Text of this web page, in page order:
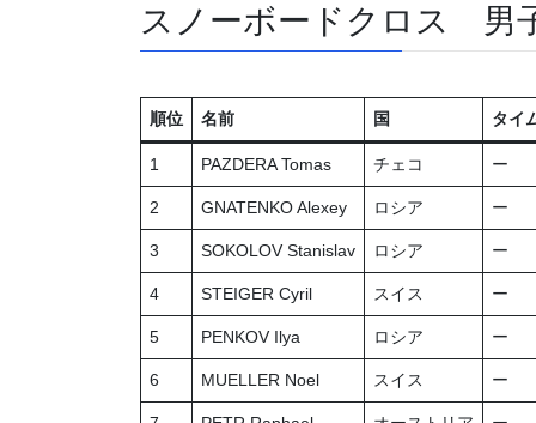
スノーボードクロス 男
順位 名前 国 タイ
1 PAZDERA Tomas チェコ ー
2 GNATENKO Alexey ロシア ー
3 SOKOLOV Stanislav ロシア ー
4 STEIGER Cyril スイス ー
5 PENKOV Ilya ロシア ー
6 MUELLER Noel スイス ー